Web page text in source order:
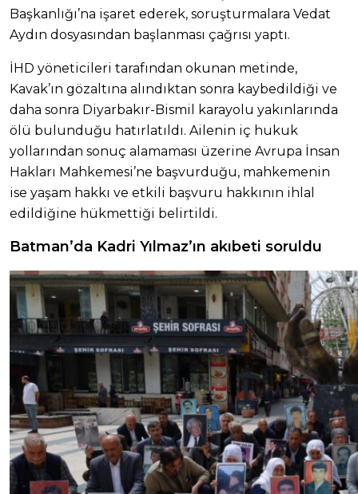
Başkanlığı’na işaret ederek, soruşturmalara Vedat
Aydın dosyasından başlanması çağrısı yaptı.
İHD yöneticileri tarafından okunan metinde,
Kavak’ın gözaltına alındıktan sonra kaybedildiği ve
daha sonra Diyarbakır-Bismil karayolu yakınlarında
ölü bulunduğu hatırlatıldı. Ailenin iç hukuk
yollarından sonuç alamaması üzerine Avrupa İnsan
Hakları Mahkemesi’ne başvurduğu, mahkemenin
ise yaşam hakkı ve etkili başvuru hakkının ihlal
edildiğine hükmettiği belirtildi.
Batman’da Kadri Yılmaz’ın akıbeti soruldu